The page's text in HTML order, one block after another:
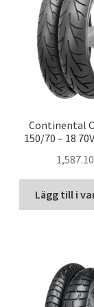
Continental
150/70 – 18
Lägg till i